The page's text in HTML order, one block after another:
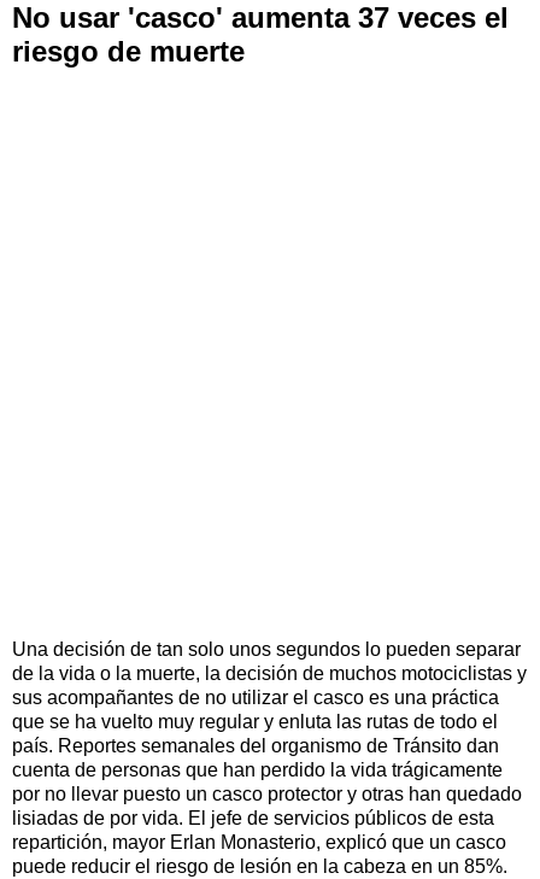
No usar 'casco' aumenta 37 veces el
riesgo de muerte
Una decisión de tan solo unos segundos lo pueden separar
de la vida o la muerte, la decisión de muchos motociclistas y
sus acompañantes de no utilizar el casco es una práctica
que se ha vuelto muy regular y enluta las rutas de todo el
país. Reportes semanales del organismo de Tránsito dan
cuenta de personas que han perdido la vida trágicamente
por no llevar puesto un casco protector y otras han quedado
lisiadas de por vida. El jefe de servicios públicos de esta
repartición, mayor Erlan Monasterio, explicó que un casco
puede reducir el riesgo de lesión en la cabeza en un 85%.